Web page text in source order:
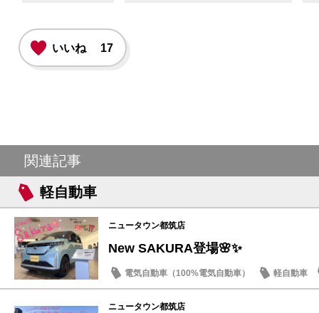
いいね 17
関連記事
軽自動車
ニュータウン都筑店
New SAKURA登場🌸✨
電気自動車（100%電気自動車）
軽自動車
話題の情報
ニュータウン都筑店